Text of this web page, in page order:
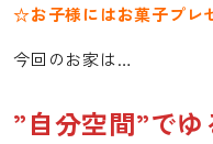
☆お子様にはお菓子プレ
今回のお家は…
”自分空間”で